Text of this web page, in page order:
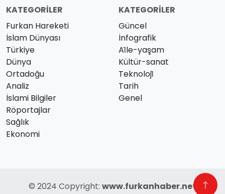
KATEGORILER
Furkan Hareketi
İslam Dünyası
Türkiye
Dünya
Ortadoğu
Analiz
İslami Bilgiler
Röportajlar
Sağlık
Ekonomi
KATEGORILER
Güncel
İnfografik
Ai̇le-yaşam
Kültür-sanat
Teknoloji̇
Tarih
Genel
© 2024 Copyright: www.furkanhaber.net